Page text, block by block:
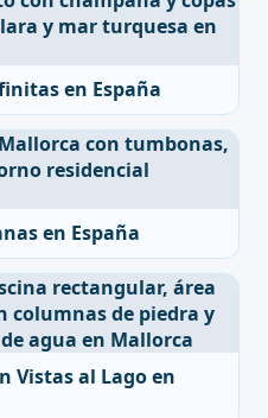
en España
en España
Vistas al Lago en